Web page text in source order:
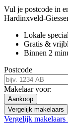
Vul je postcode in
Hardinxveld-
Lokale
Gratis &
Binnen 2
Postcode
Makelaar voor:
Aankoop
Vergelijk makelaars
Vergelijk